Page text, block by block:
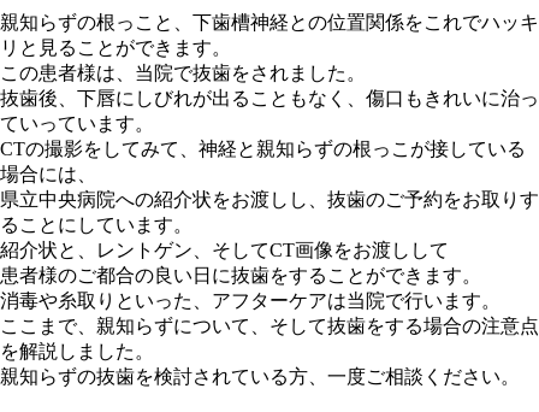
親知らずの根っこと、下歯槽神経との位置関係をこれでハッキ
リと見ることができます。
この患者様は、当院で抜歯をされました。
抜歯後、下唇にしびれが出ることもなく、傷口もきれいに治っ
ていっています。
CTの撮影をしてみて、神経と親知らずの根っこが接している
場合には、
県立中央病院への紹介状をお渡しし、抜歯のご予約をお取りす
ることにしています。
紹介状と、レントゲン、そしてCT画像をお渡しして
患者様のご都合の良い日に抜歯をすることができます。
消毒や糸取りといった、アフターケアは当院で行います。
ここまで、親知らずについて、そして抜歯をする場合の注意点
を解説しました。
親知らずの抜歯を検討されている方、一度ご相談ください。